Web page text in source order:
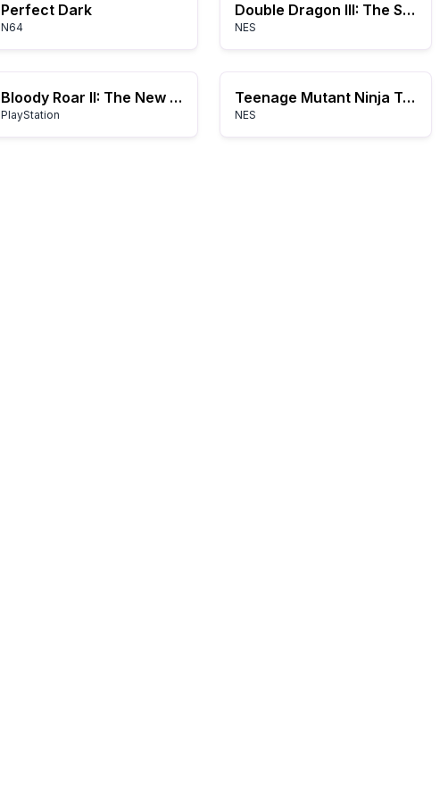
Perfect Dark
N64
Double Dragon III: The Sacred Stones
NES
Bloody Roar II: The New Breed
PlayStation
Teenage Mutant Ninja Turtles III: The Manhattan Project
NES